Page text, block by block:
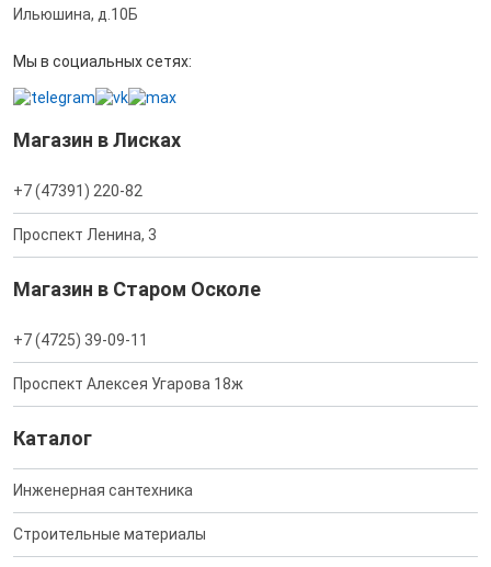
Ильюшина, д.10Б
Мы в социальных сетях:
Магазин в Лисках
+7 (47391) 220-82
Проспект Ленина, 3
Магазин в Старом Осколе
+7 (4725) 39-09-11
Проспект Алексея Угарова 18ж
Каталог
Инженерная сантехника
Строительные материалы